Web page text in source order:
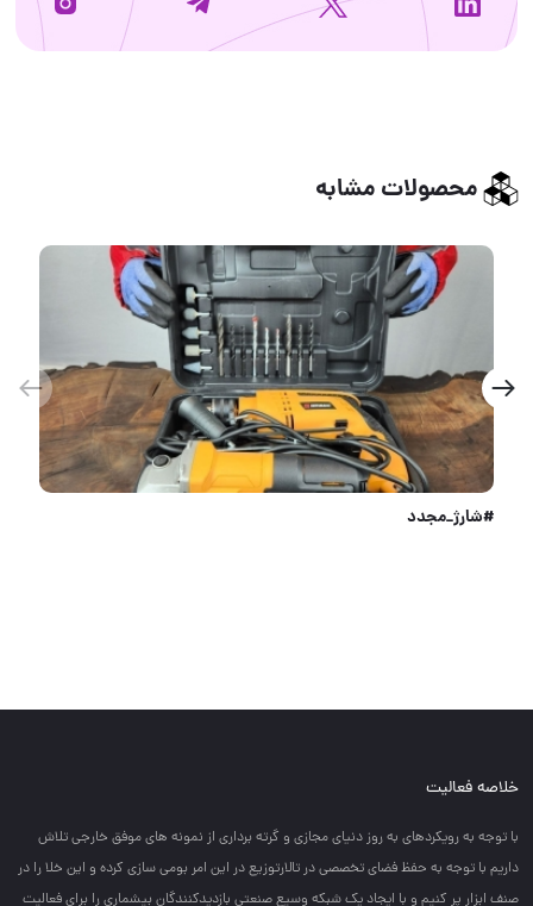
محصولات مشابه
خلاصه فعالیت
با توجه به رويكردهاي به روز دنياي مجازي و گرته برداري از نمونه هاي موفق خارجي تلاش
داريم با توجه به حفظ فضاي تخصصي در تالارتوزيع در اين امر بومي سازي كرده و اين خلا را در
صنف ابزار پر كنيم و با ايجاد يك شبكه وسيع صنعتي بازديدكنندگان بيشماري را براي فعاليت